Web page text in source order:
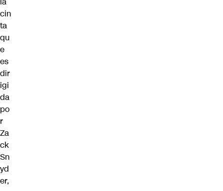
cin
ta
qu
e
es
dir
igi
da
po
r
Za
ck
Sn
yd
er,